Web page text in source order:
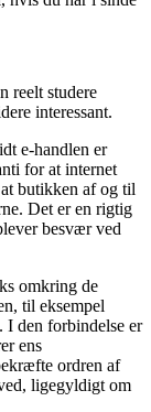
reelt studere
interessant.
e-handlen er
for at internet
butikken af og til
Det er en rigtig
besvær ved
omkring de
til eksempel
I den forbindelse er
ens
ordren af
ligegyldigt om